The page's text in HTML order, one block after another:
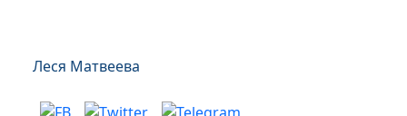
Леся Матвеева